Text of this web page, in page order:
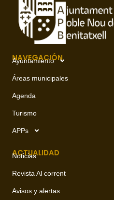
NAVEGACIÓN
Ayuntamiento
Áreas municipales
Agenda
Turismo
APPs
ACTUALIDAD
Noticias
Revista Al corrent
Avisos y alertas